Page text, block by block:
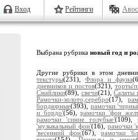
Вход Рейтинги
Выбрана рубрика новый год и
Другие рубрики в этом
текстуры(231), Флора и фауна
дневников и постов(321),
Смайлики(89), свечи(21),Салаты
Рамочки-золото,серебро(17),
бордюрные(393), рамочки
и бордо'(56),рамочки 'фон
рамочки 'синие голубые'(109),
'музыкальный фон'(16), рамочки
'весенний фон'(67), рамочки